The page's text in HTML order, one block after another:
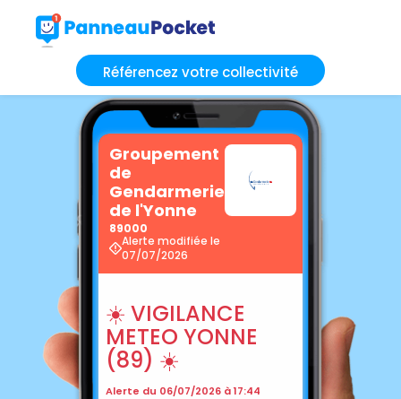
Référencez votre collectivité
Groupement
de
Gendarmerie
de l'Yonne
89000
Alerte modifiée le
07/07/2026
☀️ VIGILANCE
METEO YONNE
(89) ☀️
Alerte du 06/07/2026 à 17:44